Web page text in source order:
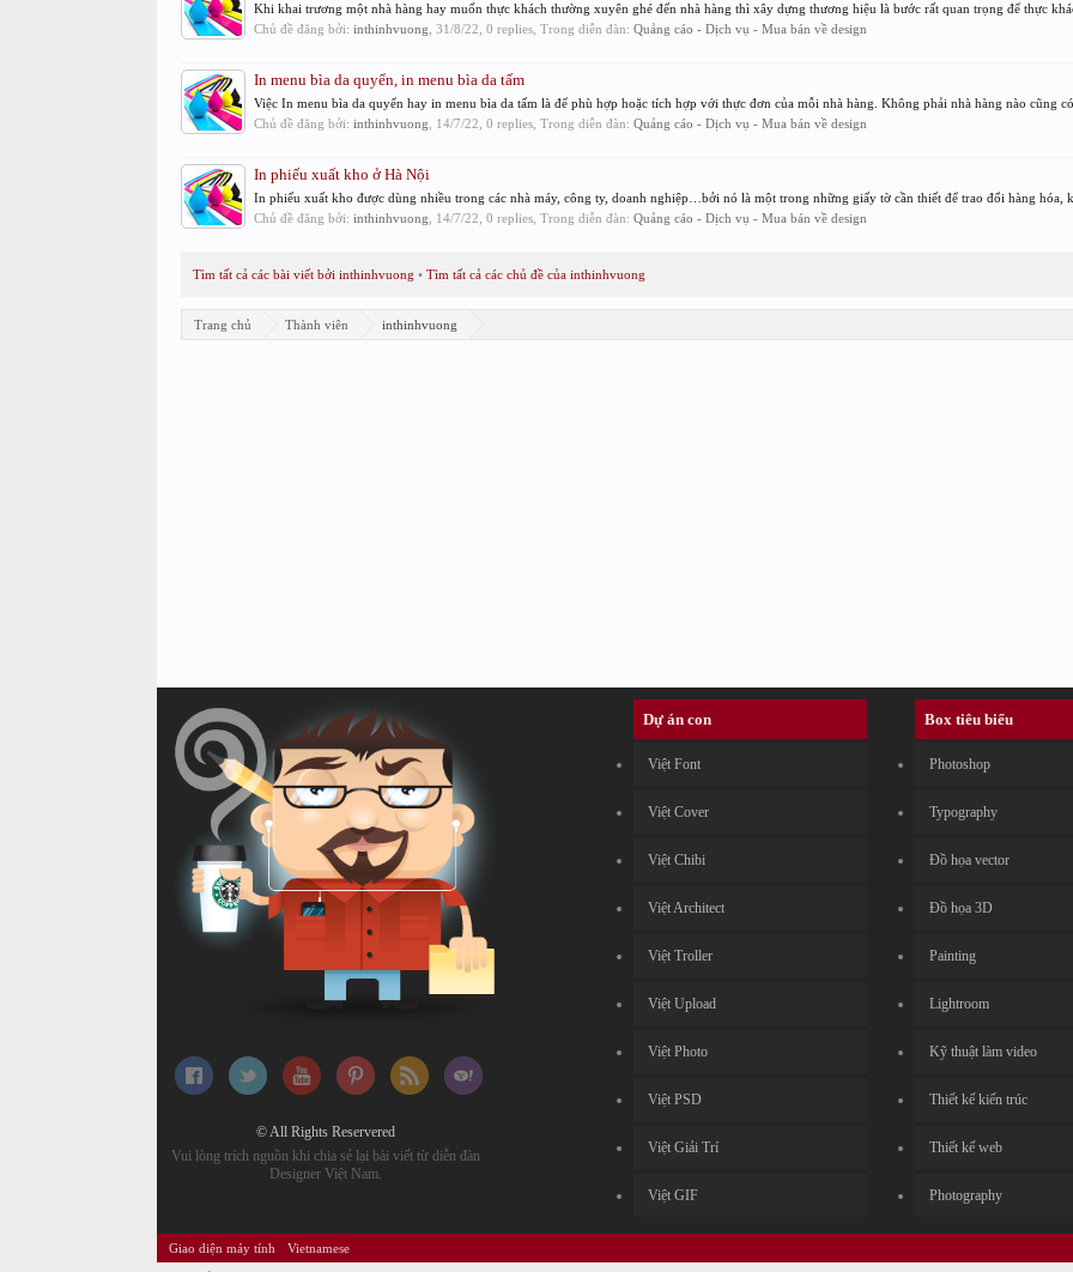
Khi khai trương một nhà hàng hay muốn thực khách thường xuyên ghé đến nhà hàng thì xây dựng thương hiệu là bước rất quan trọng để thực
Chủ đề đăng bởi: inthinhvuong 31/8/22 , 0 replies, Trong diễn đàn: Quảng cáo - Dịch vụ - Mua bán về design
In menu bìa da quyển, in menu bìa da tấm
Việc In menu bìa da quyển hay in menu bìa da tấm là để phù hợp hoặc tích hợp với thực đơn của mỗi nhà hàng. Không phải nhà hàng nào cũng có
Chủ đề đăng bởi: inthinhvuong 14/7/22 , 0 replies, Trong diễn đàn: Quảng cáo - Dịch vụ - Mua bán về design
In phiếu xuất kho ở Hà Nội
In phiếu xuất kho được dùng nhiều trong các nhà máy, công ty, doanh nghiệp…bởi nó là một trong những giấy tờ cần thiết để trao đổi hàng hóa,
Chủ đề đăng bởi: inthinhvuong 14/7/22 , 0 replies, Trong diễn đàn: Quảng cáo - Dịch vụ - Mua bán về design
Tìm tất cả các bài viết bởi inthinhvuong Tìm tất cả các chủ đề của inthinhvuong
Trang chủ Thành viên inthinhvuong
© All Rights Reservered
Vui lòng trích nguồn khi chia sẻ lại bài viết từ diễn đàn
Designer Việt Nam.
Dự án con
Việt Font
Việt Cover
Việt Chibi
Việt Architect
Việt Troller
Việt Upload
Việt Photo
Việt PSD
Việt Giải Trí
Việt GIF
Box tiêu biểu
Photoshop
Typography
Đồ họa vector
Đồ họa 3D
Painting
Lightroom
Kỹ thuật làm video
Thiết kế kiến trúc
Thiết kế web
Photography
Giao diện máy tính Vietnamese